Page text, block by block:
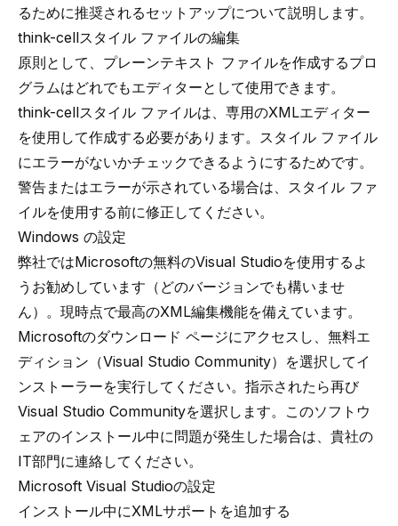
るために推奨されるセットアップについて説明します。
think-cellスタイル ファイルの編集
原則として、プレーンテキスト ファイルを作成するプロ
グラムはどれでもエディターとして使用できます。
think-cellスタイル ファイルは、専用のXMLエディター
を使用して作成する必要があります。スタイル ファイル
にエラーがないかチェックできるようにするためです。
警告またはエラーが示されている場合は、スタイル ファ
イルを使用する前に修正してください。
Windows の設定
弊社ではMicrosoftの無料のVisual Studioを使用するよ
うお勧めしています（どのバージョンでも構いませ
ん）。現時点で最高のXML編集機能を備えています。
Microsoftのダウンロード ページにアクセスし 、無料エ
ディション（Visual Studio Community）を選択してイ
ンストーラーを実行してください。指示されたら再び
Visual Studio Communityを選択します。このソフトウ
ェアのインストール中に問題が発生した場合は、貴社の
IT部門に連絡してください。
Microsoft Visual Studioの設定
インストール中にXMLサポートを追加する